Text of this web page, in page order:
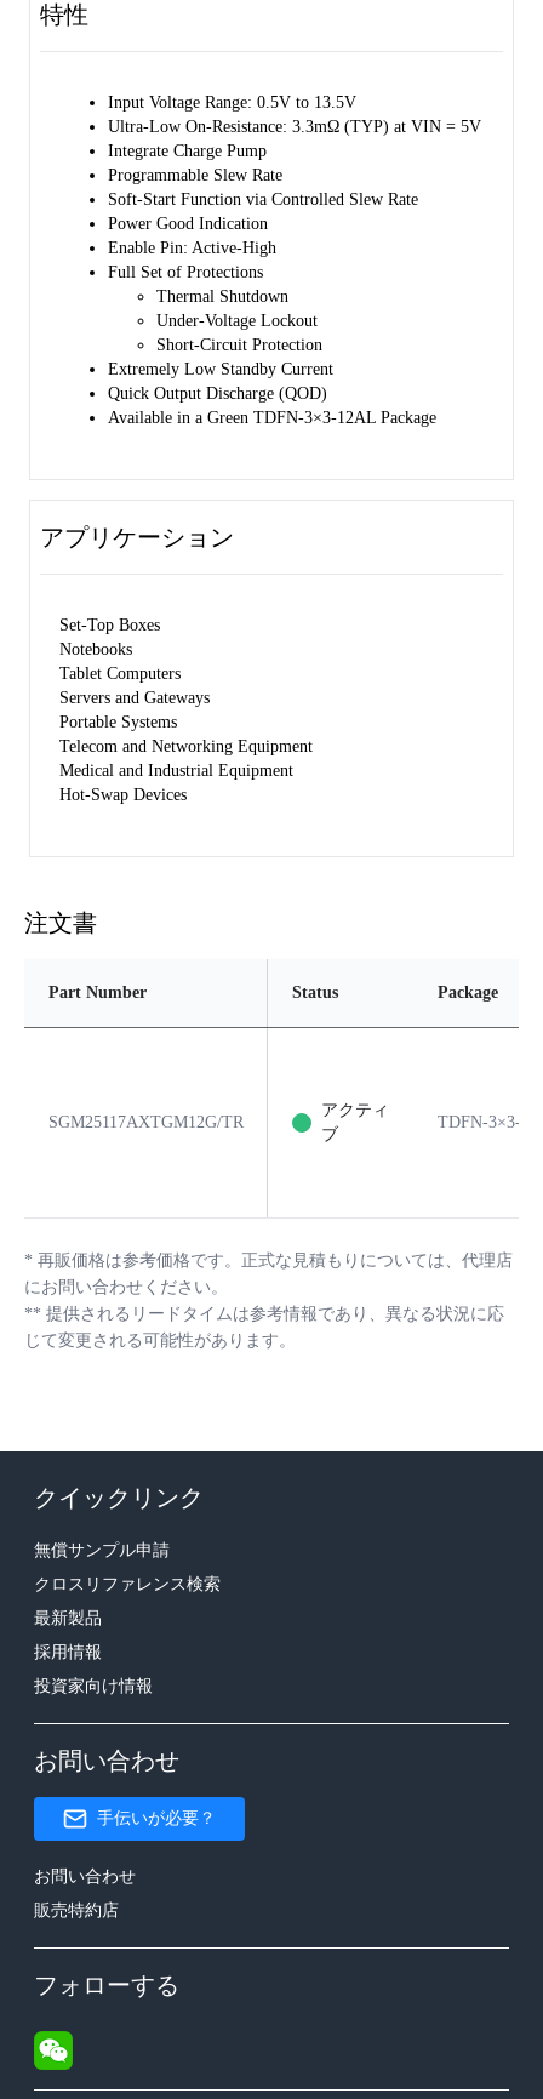
特性
Input Voltage Range: 0.5V to 13.5V
Ultra-Low On-Resistance: 3.3mΩ (TYP) at VIN = 5V
Integrate Charge Pump
Programmable Slew Rate
Soft-Start Function via Controlled Slew Rate
Power Good Indication
Enable Pin: Active-High
Full Set of Protections
Thermal Shutdown
Under-Voltage Lockout
Short-Circuit Protection
Extremely Low Standby Current
Quick Output Discharge (QOD)
Available in a Green TDFN-3×3-12AL Package
アプリケーション
Set-Top Boxes
Notebooks
Tablet Computers
Servers and Gateways
Portable Systems
Telecom and Networking Equipment
Medical and Industrial Equipment
Hot-Swap Devices
注文書
Part Number Status Package
SGM25117AXTGM12G/TR
アクティ
ブ
TDFN-3×3-
* 再販価格は参考価格です。正式な見積もりについては、代理店
にお問い合わせください。
** 提供されるリードタイムは参考情報であり、異なる状況に応
じて変更される可能性があります。
クイックリンク
無償サンプル申請
クロスリファレンス検索
最新製品
採用情報
投資家向け情報
お問い合わせ
手伝いが必要？
お問い合わせ
販売特約店
フォローする